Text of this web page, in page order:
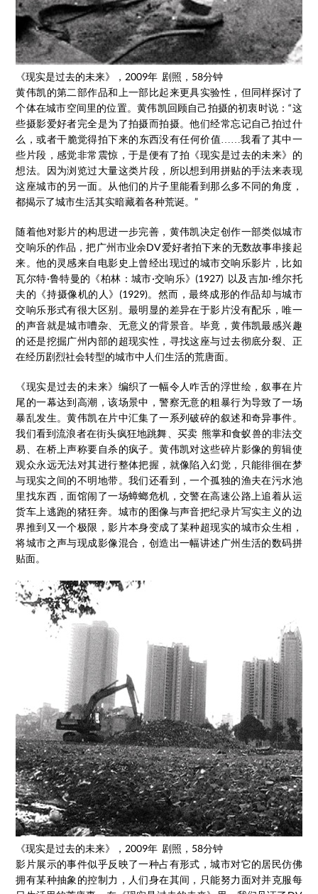
《现实是过去的未来》，2009年 剧照，58分钟
黄伟凯的第二部作品和上一部比起来更具实验性，但同样探讨了
个体在城市空间里的位置。黄伟凯回顾自己拍摄的初衷时说：“这
些摄影爱好者完全是为了拍摄而拍摄。他们经常忘记自己拍过什
么，或者干脆觉得拍下来的东西没有任何价值……我看了其中一
些片段，感觉非常震惊，于是便有了拍《现实是过去的未来》的
想法。因为浏览过大量这类片段，所以想到用拼贴的手法来表现
这座城市的另一面。从他们的片子里能看到那么多不同的角度，
都揭示了城市生活其实暗藏着各种荒诞。”
随着他对影片的构思进一步完善，黄伟凯决定创作一部类似城市
交响乐的作品，把广州市业余DV爱好者拍下来的无数故事串接起
来。他的灵感来自电影史上曾经出现过的城市交响乐影片，比如
瓦尔特·鲁特曼的《柏林：城市·交响乐》(1927) 以及吉加·维尔托
夫的《持摄像机的人》(1929)。然而，最终成形的作品却与城市
交响乐形式有很大区别。最明显的差异在于影片没有配乐，唯一
的声音就是城市嘈杂、无意义的背景音。毕竟，黄伟凯最感兴趣
的还是挖掘广州内部的超现实性，寻找这座与过去彻底分裂、正
在经历剧烈社会转型的城市中人们生活的荒唐面。
《现实是过去的未来》编织了一幅令人咋舌的浮世绘，叙事在片
尾的一幕达到高潮，该场景中，警察无意的粗暴行为导致了一场
暴乱发生。黄伟凯在片中汇集了一系列破碎的叙述和奇异事件。
我们看到流浪者在街头疯狂地跳舞、买卖 熊掌和食蚁兽的非法交
易、在桥上声称要自杀的疯子。黄伟凯对这些碎片影像的剪辑使
观众永远无法对其进行整体把握，就像陷入幻觉，只能徘徊在梦
与现实之间的不明地带。我们还看到，一个孤独的渔夫在污水池
里找东西，面馆闹了一场蟑螂危机，交警在高速公路上追着从运
货车上逃跑的猪狂奔。城市的图像与声音把纪录片写实主义的边
界推到又一个极限，影片本身变成了某种超现实的城市众生相，
将城市之声与现成影像混合，创造出一幅讲述广州生活的数码拼
贴面。
《现实是过去的未来》，2009年 剧照，58分钟
影片展示的事件似乎反映了一种占有形式，城市对它的居民仿佛
拥有某种抽象的控制力，人们身在其间，只能努力面对并克服每